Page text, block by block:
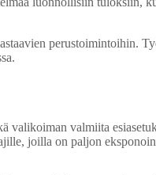
perustoimintoihin.
valikoiman valmiita
joilla on paljon